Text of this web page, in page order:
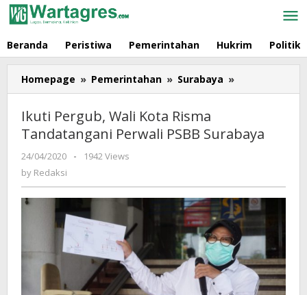
Skip
to
Beranda Peristiwa Pemerintahan Hukrim Politik
Homepage » Pemerintahan » Surabaya »
Pergub,
Risma
Ikuti Pergub, Wali Kota Risma
Tandatangani Perwali PSBB Surabaya
24/04/2020
by
-
1942 Views
by Redaksi